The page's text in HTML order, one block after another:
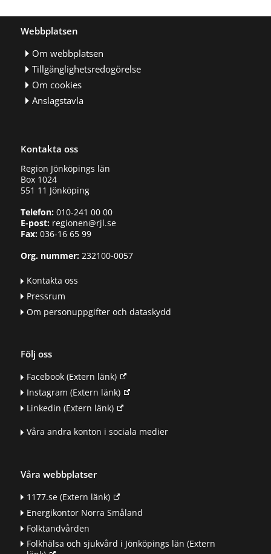
Webbplatsen
Om webbplatsen
Tillgänglighetsredogörelse
Om cookies
Anslagstavla
Kontakta oss
Region Jönköpings län
Box 1024
551 11 Jönköping
Telefon:010-241 00 00
E-post:regionen@rjl.se
Fax: 036-16 65 99
Org. nummer:232100-0057
Kontakta oss
Pressrum
Om personuppgifter och dataskydd
Följ oss
Facebook(Extern länk)
Instagram (Extern länk)
Linkedin (Extern länk)
Våra andra konton i sociala medier
Våra webbplatser
1177.se(Extern länk)
Energikontor Norra Småland
Folktandvården
Folkhälsa och sjukvård i Jönköpings län (Extern